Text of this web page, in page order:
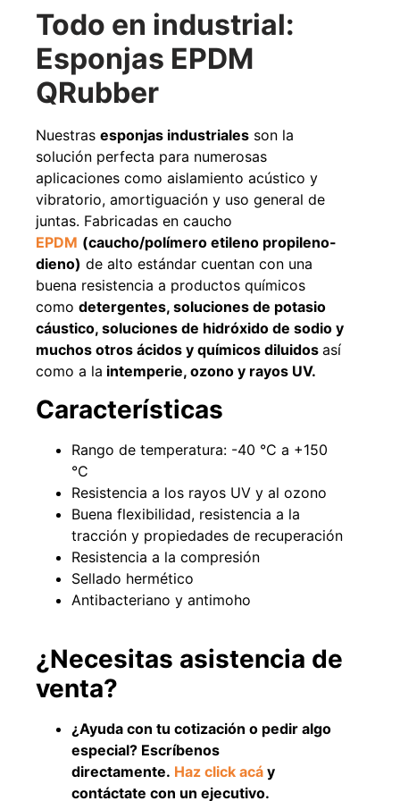
Todo en industrial:
Esponjas EPDM
QRubber
Nuestras esponjas industriales son la
solución perfecta para numerosas
aplicaciones como aislamiento acústico y
vibratorio, amortiguación y uso general de
juntas. Fabricadas en caucho
EPDM (caucho/polímero etileno propileno-
dieno) de alto estándar cuentan con una
buena resistencia a productos químicos
como detergentes, soluciones de potasio
cáustico, soluciones de hidróxido de sodio y
muchos otros ácidos y químicos diluidos así
como a la intemperie, ozono y rayos UV.
Características
Rango de temperatura: -40 °C a +150
°C
Resistencia a los rayos UV y al ozono
Buena flexibilidad, resistencia a la
tracción y propiedades de recuperación
Resistencia a la compresión
Sellado hermético
Antibacteriano y antimoho
¿Necesitas asistencia de
venta?
¿Ayuda con tu cotización o pedir algo
especial? Escríbenos
directamente. Haz click acá y
contáctate con un ejecutivo.
Agregar al carrito
Pasto sintético ornamental
Importado USA: Paradise
densidad 42mm Rollo
4,57*15,24mts
$1.427.544
Leer más
ajustable Capacidad 1tn Lev.
2,5mts
$1.875.535
$1.167.990
Pasto sintético ornamental
Importado USA: Summer
4,57*30,48mts
$1.021.490
Leer más
Empaquetadura 1/4" 6.4mm
hypalon sin tela 3 MPA
Agregar al carrito